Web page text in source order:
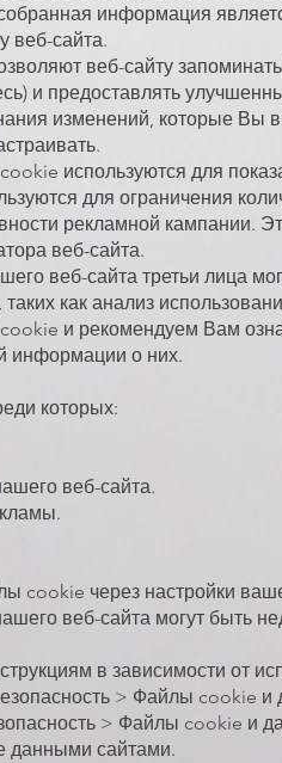
информация
веб-сайта.
веб-сайту
и предоставлять
изменений, которые Вы
используются для
для ограничения
рекламной кампании.
веб-сайта.
веб-сайта третьи лица
как анализ
и рекомендуем Вам
информации о них.
которых:
веб-сайта.
cookie через настройки
веб-сайта могут быть
в зависимости от
> Файлы cookie и
> Файлы cookie и
данными сайтами.